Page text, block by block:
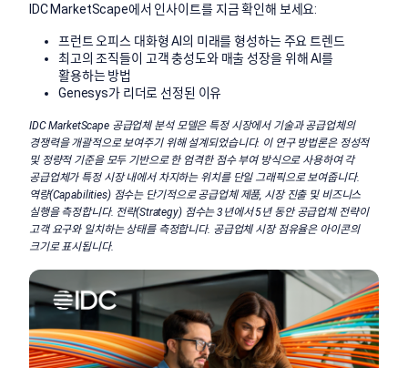
IDC MarketScape에서 인사이트를 지금 확인해 보세요:
프런트 오피스 대화형 AI의 미래를 형성하는 주요 트렌드
최고의 조직들이 고객 충성도와 매출 성장을 위해 AI를
활용하는 방법
Genesys가 리더로 선정된 이유
IDC MarketScape 공급업체 분석 모델은 특정 시장에서 기술과 공급업체의
경쟁력을 개괄적으로 보여주기 위해 설계되었습니다. 이 연구 방법론은 정성적
및 정량적 기준을 모두 기반으로 한 엄격한 점수 부여 방식으로 사용하여 각
공급업체가 특정 시장 내에서 차지하는 위치를 단일 그래픽으로 보여줍니다.
역량(Capabilities) 점수는 단기적으로 공급업체 제품, 시장 진출 및 비즈니스
실행을 측정합니다. 전략(Strategy) 점수는 3년에서 5년 동안 공급업체 전략이
고객 요구와 일치하는 상태를 측정합니다. 공급업체 시장 점유율은 아이콘의
크기로 표시됩니다.